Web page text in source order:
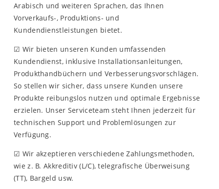
Arabisch und weiteren Sprachen, das Ihnen
Vorverkaufs-, Produktions- und
Kundendienstleistungen bietet.
☑ Wir bieten unseren Kunden umfassenden
Kundendienst, inklusive Installationsanleitungen,
Produkthandbüchern und Verbesserungsvorschlägen.
So stellen wir sicher, dass unsere Kunden unsere
Produkte reibungslos nutzen und optimale Ergebnisse
erzielen. Unser Serviceteam steht Ihnen jederzeit für
technischen Support und Problemlösungen zur
Verfügung.
☑ Wir akzeptieren verschiedene Zahlungsmethoden,
wie z. B. Akkreditiv (L/C), telegrafische Überweisung
(TT), Bargeld usw.